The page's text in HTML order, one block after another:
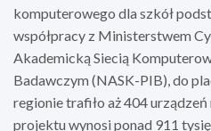
komputerowego dla szkół
współpracy z Ministerstwem
Akademicką Siecią
Badawczym (NASK-PIB), do
regionie trafiło aż 404
projektu wynosi ponad 911